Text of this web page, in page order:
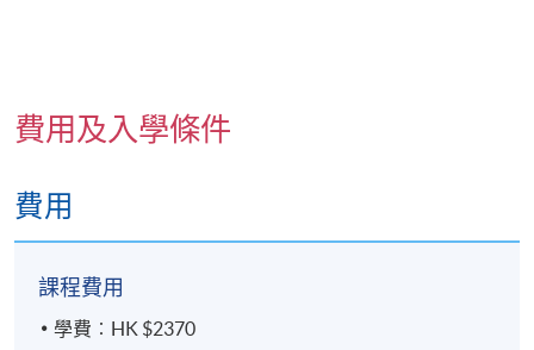
費用及入學條件
費用
課程費用
學費︰HK $2370